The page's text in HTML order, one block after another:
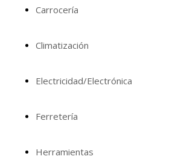
Carrocería
Climatización
Electricidad/Electrónica
Ferretería
Herramientas